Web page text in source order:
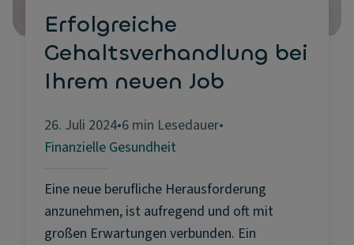
Erfolgreiche
Gehaltsverhandlung bei
Ihrem neuen Job
26. Juli 2024•6 min Lesedauer•
Finanzielle Gesundheit
Eine neue berufliche Herausforderung
anzunehmen, ist aufregend und oft mit
großen Erwartungen verbunden. Ein